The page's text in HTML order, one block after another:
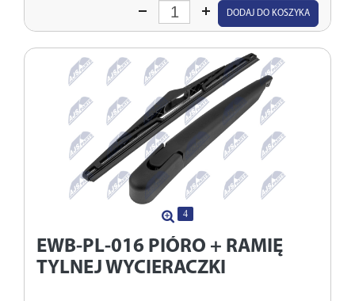
Wprowadź
DODAJ DO KOSZYKA
4
EWB-PL-016 PIÓRO + RAMIĘ
TYLNEJ WYCIERACZKI